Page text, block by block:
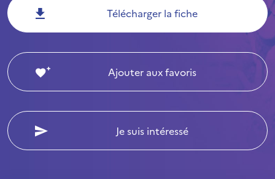
Télécharger la fiche
Ajouter aux favoris
Je suis intéressé